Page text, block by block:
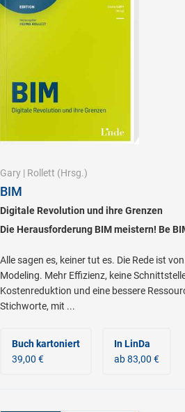
Gary | Rollett (Hrsg.)
BIM
Digitale Revolution und ihre Grenzen
Die Herausforderung BIM meistern! Be
Alle sagen es, keiner tut es. Die Rede ist
Modeling. Mehr Effizienz, keine
Kostenreduktion und eine bessere
Stichworte, mit ...
Buch kartoniert
39,00 €
In LinDa
ab 83,00 €